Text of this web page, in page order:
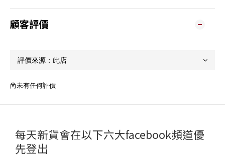
顧客評價
尚未有任何評價
每天新貨會在以下六大facebook頻道優
先登出